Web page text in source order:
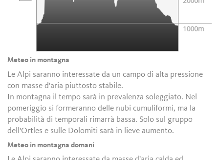
Meteo in montagna
Le Alpi saranno interessate da un campo di alta pressione
con masse d'aria piuttosto stabile.
In montagna il tempo sarà in prevalenza soleggiato. Nel
pomeriggio si formeranno delle nubi cumuliformi, ma la
probabilità di temporali rimarrà bassa. Solo sul gruppo
dell'Ortles e sulle Dolomiti sarà in lieve aumento.
Meteo in montagna domani